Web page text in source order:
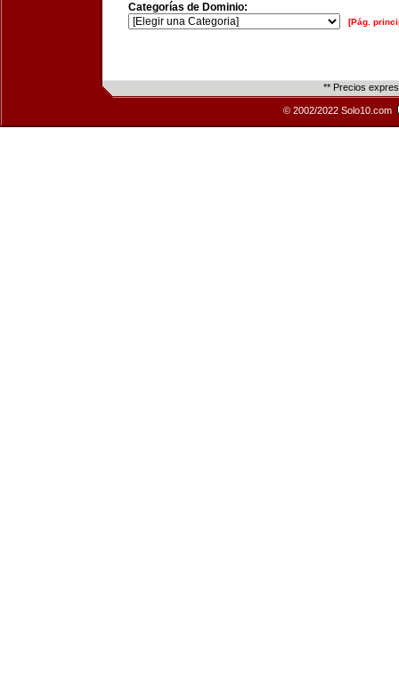
Categorías de Dominio:
[Pág.
** Precios
© 2002/2022 Solo10.com